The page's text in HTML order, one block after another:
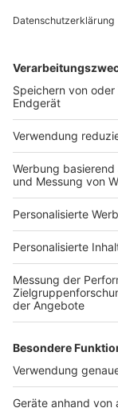
Services
Bauprojekt-
Häuser-Suche
Hausanbieter-
Bauprojekt-
Für
Ihre Baufirma
Kostenloses